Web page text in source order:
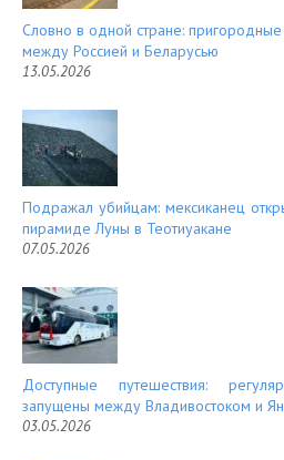
Словно в одной стране:
между Россией и Беларусью
13.05.2026
Подражал убийцам: мексиканец
пирамиде Луны в Теотиуакане
07.05.2026
Доступные путешествия:
запущены между Владивостоком и
03.05.2026